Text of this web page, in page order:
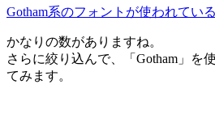
Gotham系のフォントが使われてい
かなりの数がありますね。
さらに絞り込んで、「Gotham」を
てみます。